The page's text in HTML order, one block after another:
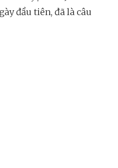
đầu tiên, đã là câu